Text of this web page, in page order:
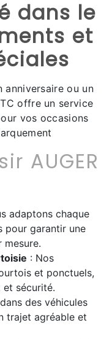
dans le
et
anniversaire ou un
offre un service
vos occasions
AUGER
adaptons chaque
pour garantir une
: Nos
et ponctuels,
sécurité.
des véhicules
trajet agréable et